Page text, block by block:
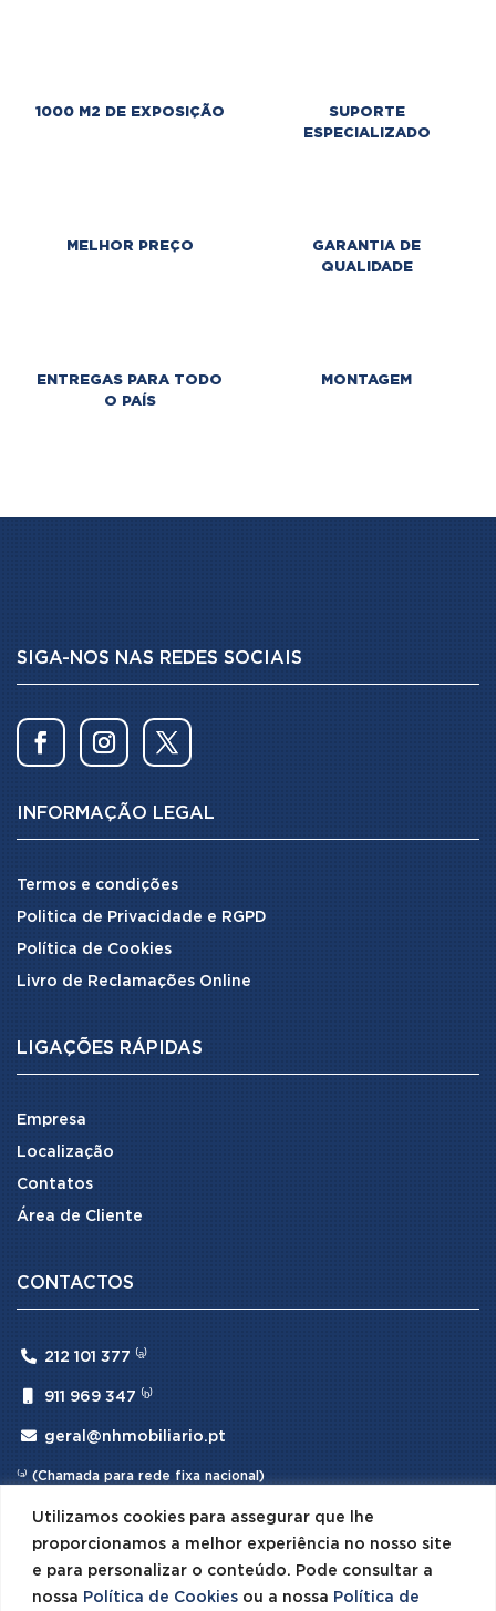
Utilizamos cookies para assegurar que lhe
proporcionamos a melhor experiência no nosso site
e para personalizar o conteúdo. Pode consultar a
nossa Política de Cookies ou a nossa Política de
1000 M2 DE EXPOSIÇÃO
SUPORTE
ESPECIALIZADO
MELHOR PREÇO
GARANTIA DE
QUALIDADE
ENTREGAS PARA TODO
O PAÍS
MONTAGEM
SIGA-NOS NAS REDES SOCIAIS
INFORMAÇÃO LEGAL
Termos e condições
Politica de Privacidade e RGPD
Política de Cookies
Livro de Reclamações Online
LIGAÇÕES RÁPIDAS
Empresa
Localização
Contatos
Área de Cliente
CONTACTOS
 212 101 377 ⁽ᵃ⁾
911 969 347 ⁽ᵇ⁾
 geral@nhmobiliario.pt
⁽ᵃ⁾ (Chamada para rede fixa nacional)